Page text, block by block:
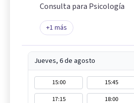
Consulta para Psicología
+1 más
Jueves, 6 de agosto
15:00 15:45
17:15
18:00